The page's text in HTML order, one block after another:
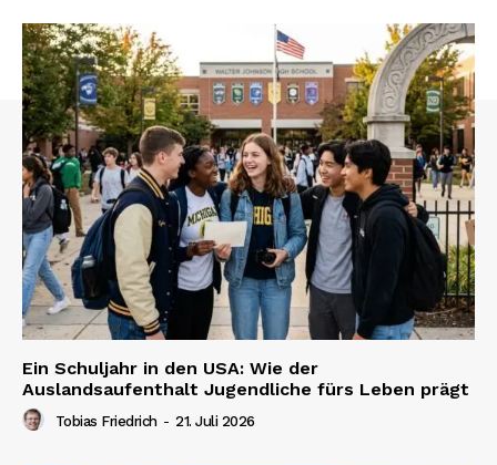
Ein Schuljahr in den USA: Wie der
Auslandsaufenthalt Jugendliche fürs Leben prägt
Tobias Friedrich - 21. Juli 2026